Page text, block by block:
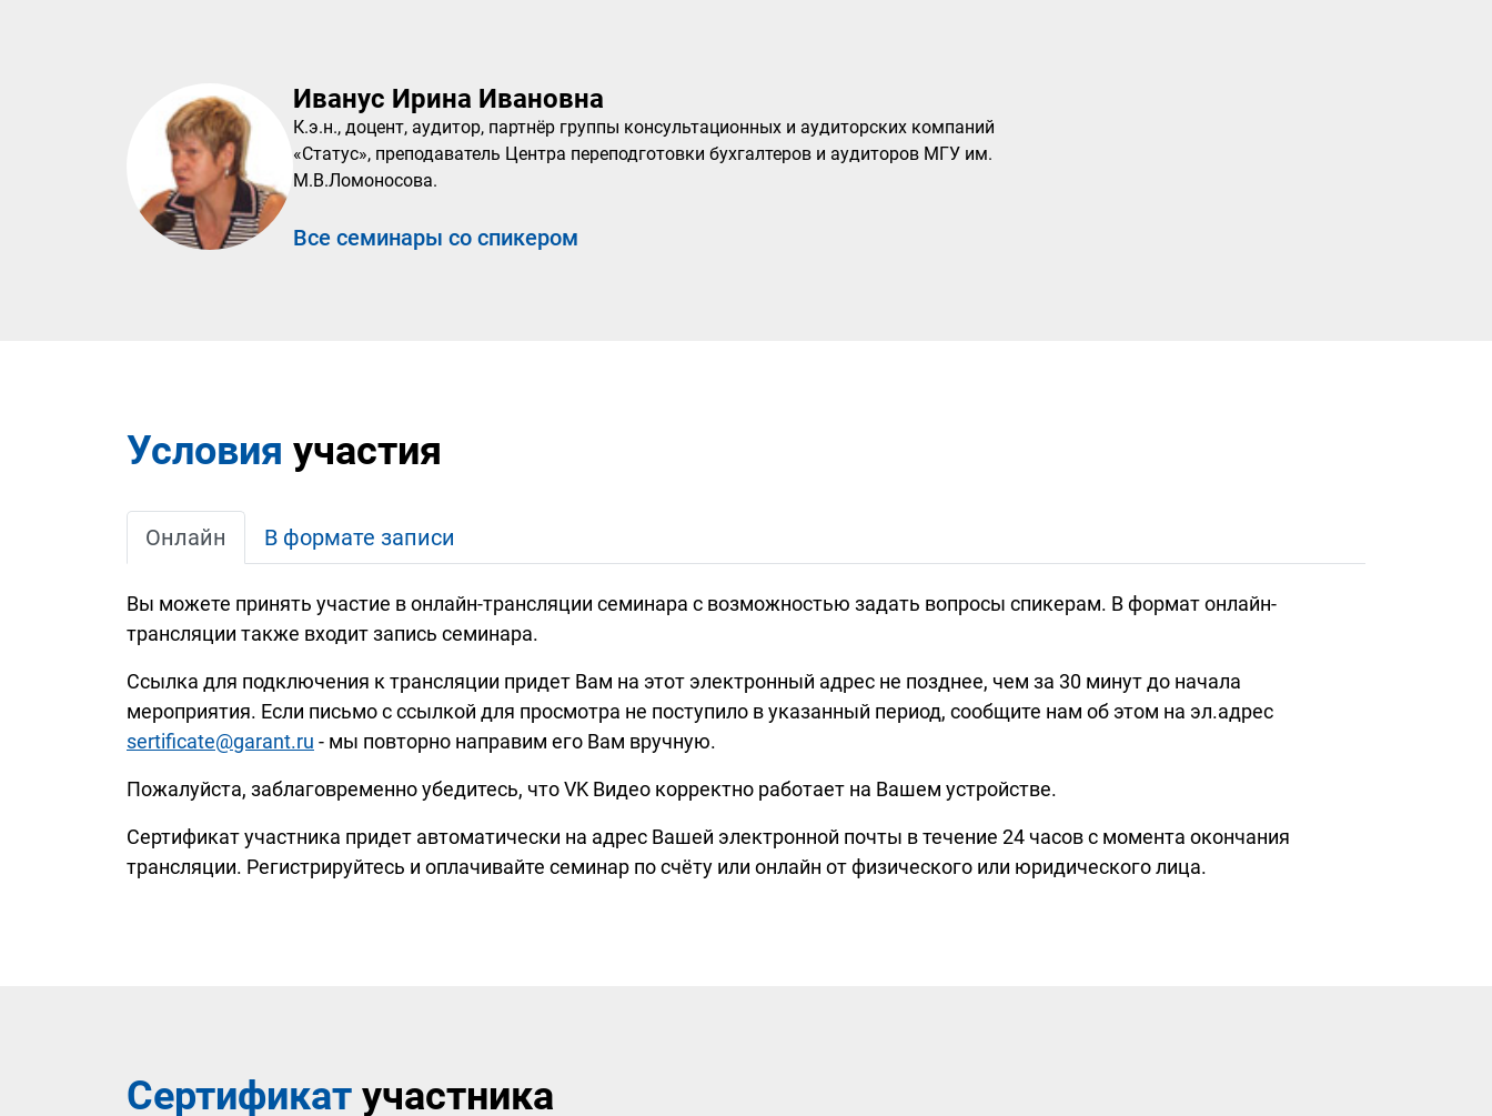
Иванус Ирина Ивановна
К.э.н., доцент, аудитор, партнёр группы консультационных и аудиторских компаний
«Статус», преподаватель Центра переподготовки бухгалтеров и аудиторов МГУ им.
М.В.Ломоносова.
Все семинары со спикером
Условия участия
Онлайн В формате записи
Вы можете принять участие в онлайн-трансляции семинара с возможностью задать вопросы спикерам. В формат онлайн-
трансляции также входит запись семинара.
Ссылка для подключения к трансляции придет Вам на этот электронный адрес не позднее, чем за 30 минут до начала
мероприятия. Если письмо с ссылкой для просмотра не поступило в указанный период, сообщите нам об этом на эл.адрес
sertificate@garant.ru - мы повторно направим его Вам вручную.
Пожалуйста, заблаговременно убедитесь, что VK Видео корректно работает на Вашем устройстве.
Сертификат участника придет автоматически на адрес Вашей электронной почты в течение 24 часов с момента окончания
трансляции. Регистрируйтесь и оплачивайте семинар по счёту или онлайн от физического или юридического лица.
Сертификат участника